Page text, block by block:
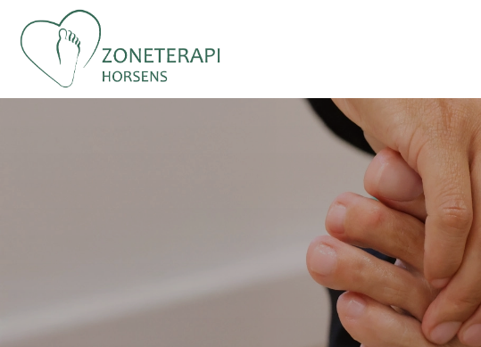
hovedindhold